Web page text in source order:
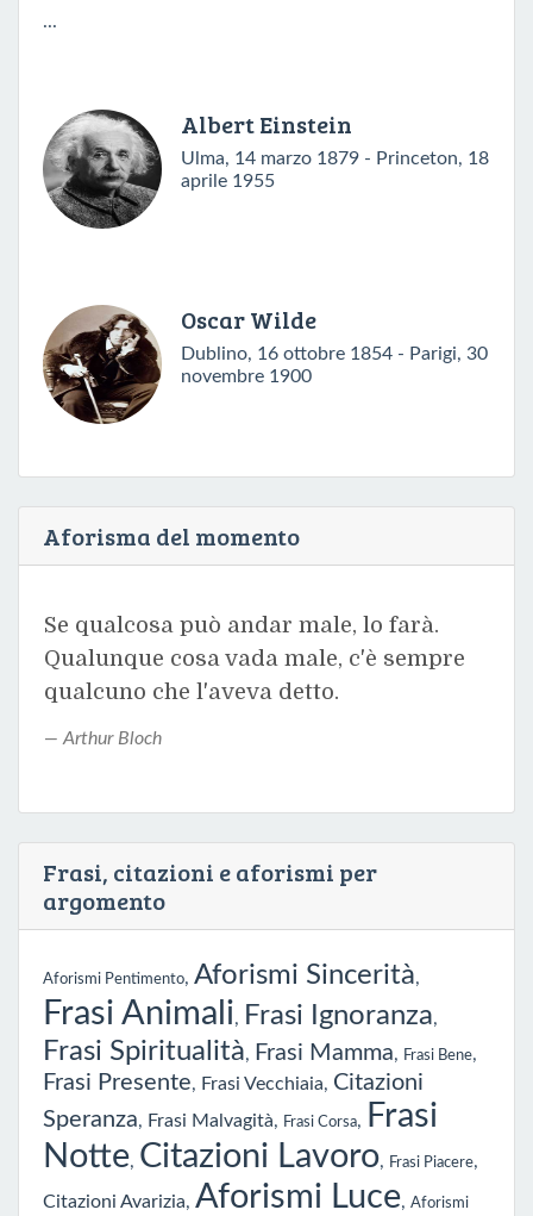
...
Albert Einstein
Ulma, 14 marzo 1879 - Princeton, 18
aprile 1955
Oscar Wilde
Dublino, 16 ottobre 1854 - Parigi, 30
novembre 1900
Aforisma del momento
Se qualcosa può andar male, lo farà.
Qualunque cosa vada male, c'è sempre
qualcuno che l'aveva detto.
Arthur Bloch
Frasi, citazioni e aforismi per
argomento
Aforismi Pentimento, Aforismi Sincerità,
Frasi Animali, Frasi Ignoranza,
Frasi Spiritualità, Frasi Mamma, Frasi Bene,
Frasi Presente, Frasi Vecchiaia, Citazioni
Speranza, Frasi Malvagità, Frasi Corsa,
Frasi
Notte, Citazioni Lavoro, Frasi Piacere,
Citazioni Avarizia, Aforismi Luce, Aforismi